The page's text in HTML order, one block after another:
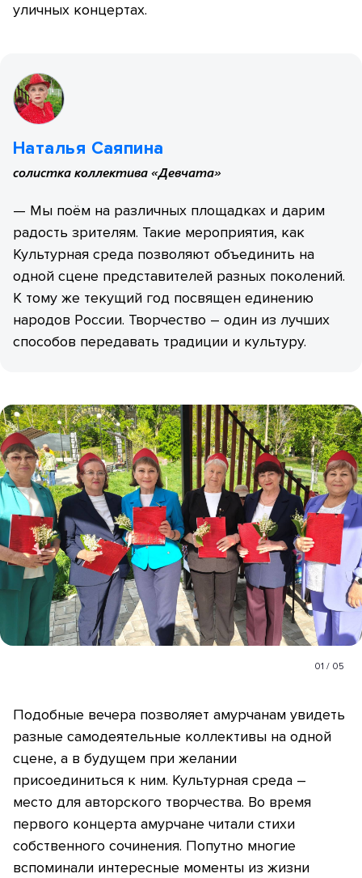
уличных концертах.
Наталья Саяпина
солистка коллектива «Девчата»
— Мы поём на различных площадках и дарим
радость зрителям. Такие мероприятия, как
Культурная среда позволяют объединить на
одной сцене представителей разных поколений.
К тому же текущий год посвящен единению
народов России. Творчество – один из лучших
способов передавать традиции и культуру.
01 / 05
Подобные вечера позволяет амурчанам увидеть
разные самодеятельные коллективы на одной
сцене, а в будущем при желании
присоединиться к ним. Культурная среда –
место для авторского творчества. Во время
первого концерта амурчане читали стихи
собственного сочинения. Попутно многие
вспоминали интересные моменты из жизни